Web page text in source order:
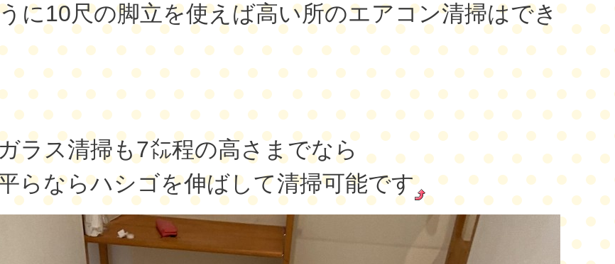
に10尺の脚立を使えば高い所のエアコン清掃はでき
ラス清掃も7㍍程の高さまでなら
らならハシゴを伸ばして清掃可能です